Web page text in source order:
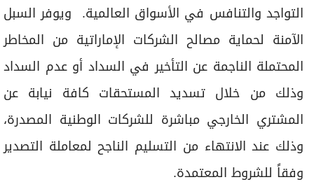
التواجد والتنافس في الأسواق العالمية. ويوفر السبل
الآمنة لحماية مصالح الشركات الإماراتية من المخاطر
المحتملة الناجمة عن التأخير في السداد أو عدم السداد
وذلك من خلال تسديد المستحقات كافة نيابة عن
المشتري الخارجي مباشرة للشركات الوطنية المصدرة،
وذلك عند الانتهاء من التسليم الناجح لمعاملة التصدير
وفقاً للشروط المعتمدة.